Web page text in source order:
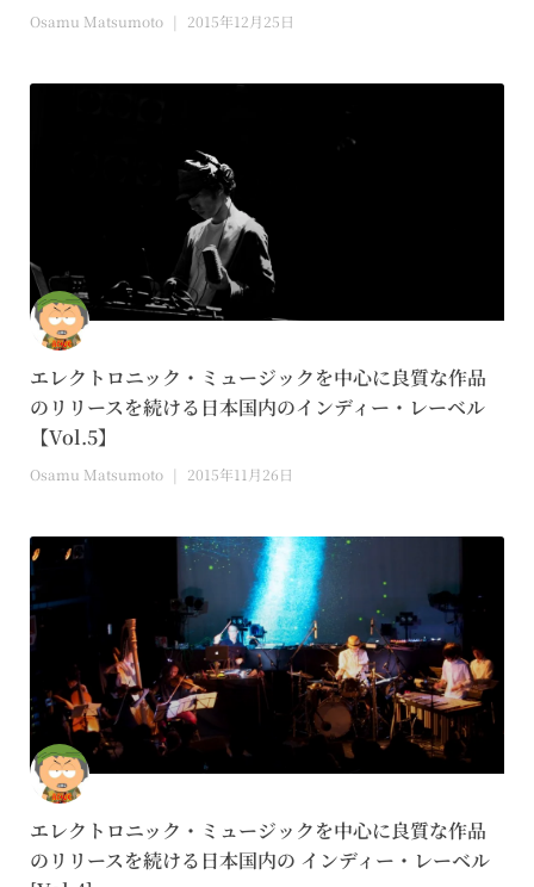
Osamu Matsumoto 2015年12月25日
エレクトロニック・ミュージックを中心に良質な作品
のリリースを続ける日本国内のインディー・レーベル
【Vol.5】
Osamu Matsumoto 2015年11月26日
エレクトロニック・ミュージックを中心に良質な作品
のリリースを続ける日本国内の インディー・レーベル